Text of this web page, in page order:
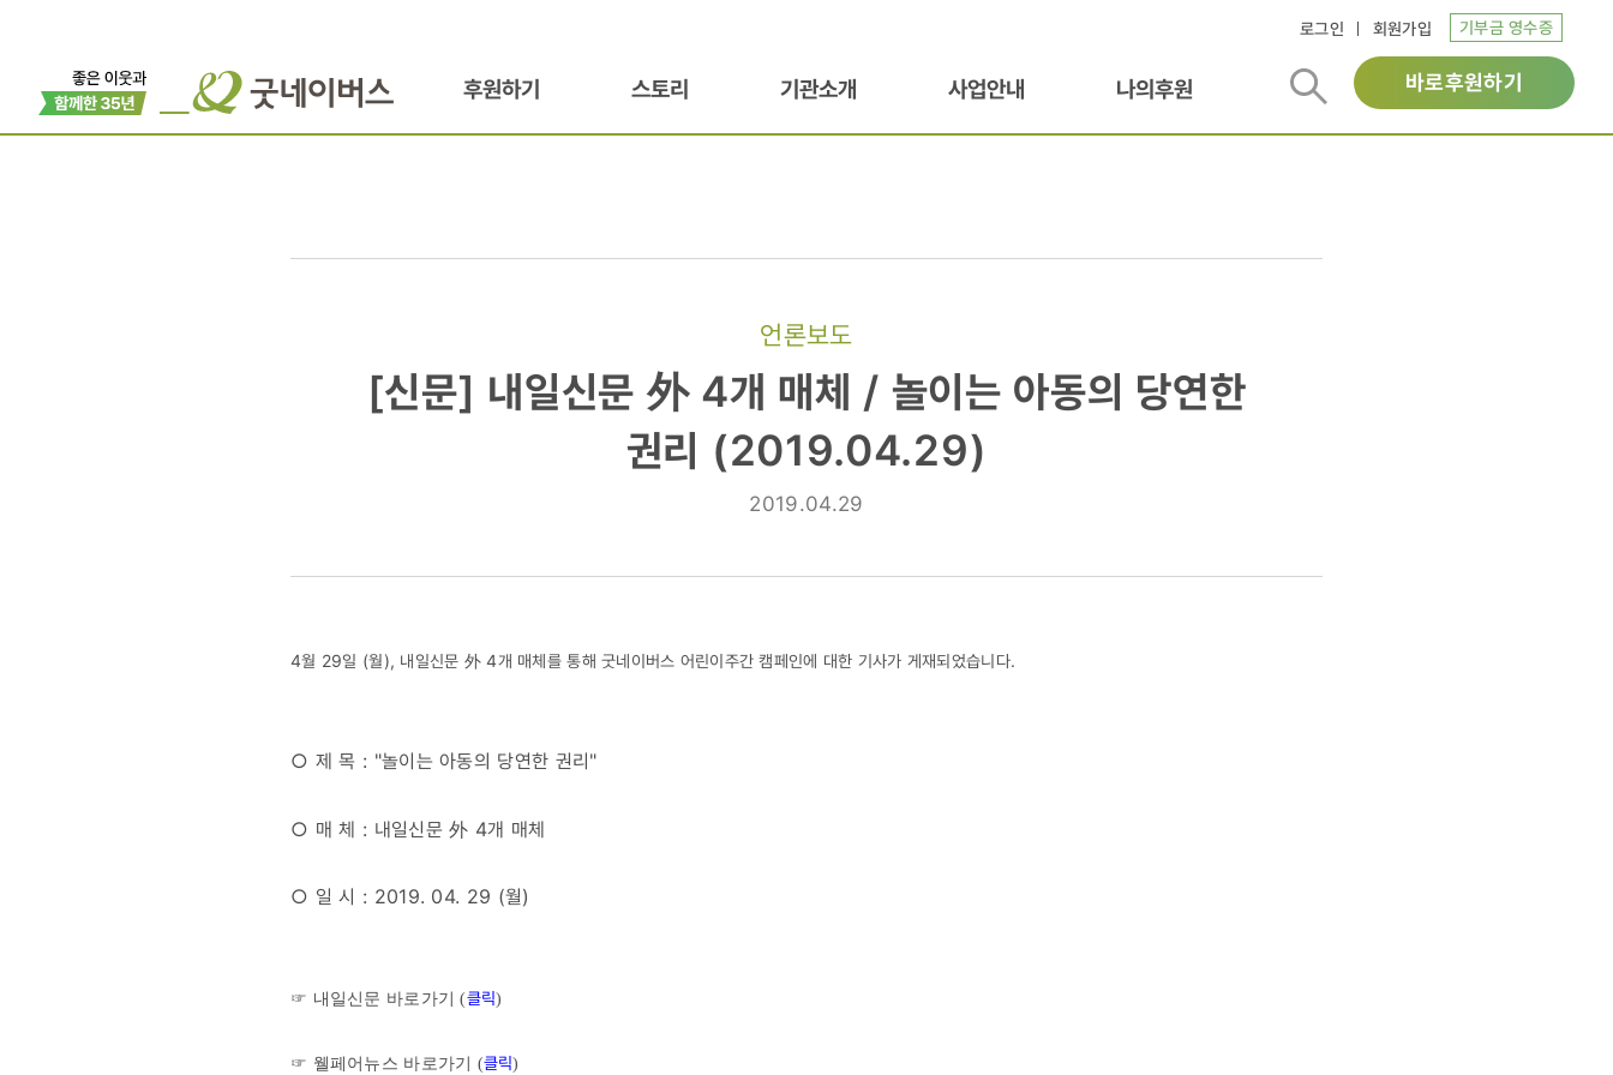
로그인 회원가입 기부금 영수증
후원하기 스토리 기관소개 사업안내 나의후원 바로후원하기
언론보도
[신문]
4개
놀이는
권리
(2019.04.29)
[신문] 내일신문 外 4개 매체 / 놀이는 아동의 당연한
권리 (2019.04.29)
2019.04.29
4월 29일 (월), 내일신문 外 4개 매체를 통해 굿네이버스 어린이주간 캠페인에 대한 기사가 게재되었습니다.
○ 제 목 : "놀이는 아동의 당연한 권리"
○ 매 체 : 내일신문 外 4개 매체
○ 일 시 : 2019. 04. 29 (월)
☞ 내일신문 바로가기 (클릭)
☞ 웰페어뉴스 바로가기 (클릭)